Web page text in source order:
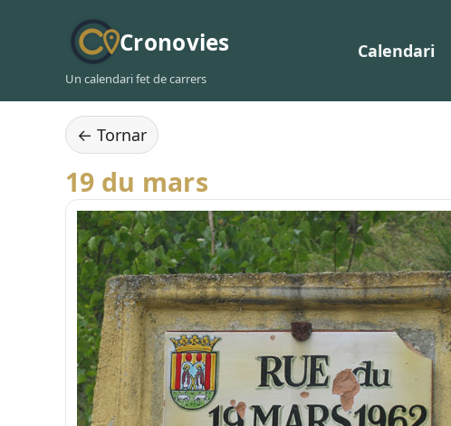
Cronovies
Un calendari fet de carrers
Calendari
← Tornar
19 du mars